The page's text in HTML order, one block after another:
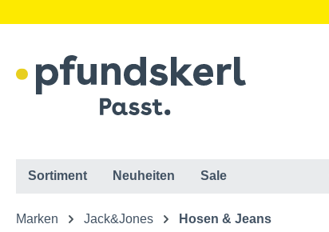
Sortiment Neuheiten Sale
Marken Jack&Jones Hosen & Jeans